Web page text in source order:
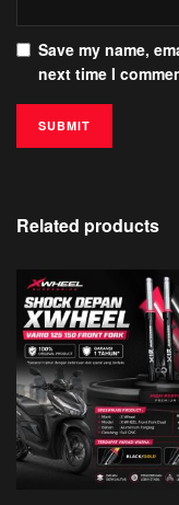
Save my name,
next time I
Related products